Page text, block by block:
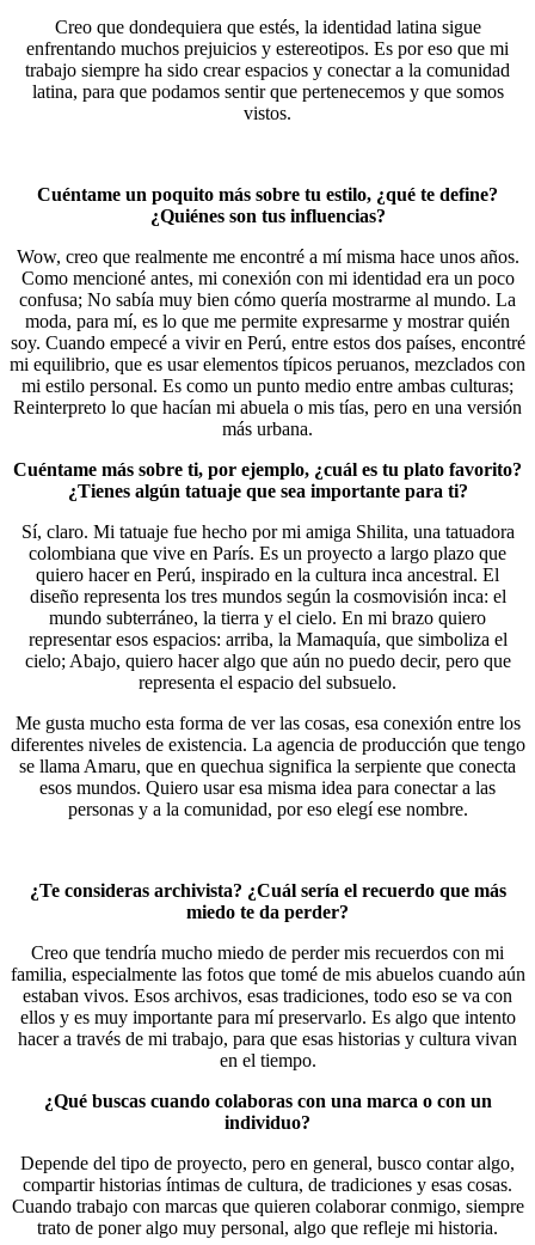
Creo que dondequiera que estés, la identidad latina sigue
enfrentando muchos prejuicios y estereotipos. Es por eso que mi
trabajo siempre ha sido crear espacios y conectar a la comunidad
latina, para que podamos sentir que pertenecemos y que somos
vistos.
Cuéntame un poquito más sobre tu estilo, ¿qué te define?
¿Quiénes son tus influencias?
Wow, creo que realmente me encontré a mí misma hace unos años.
Como mencioné antes, mi conexión con mi identidad era un poco
confusa; No sabía muy bien cómo quería mostrarme al mundo. La
moda, para mí, es lo que me permite expresarme y mostrar quién
soy. Cuando empecé a vivir en Perú, entre estos dos países, encontré
mi equilibrio, que es usar elementos típicos peruanos, mezclados con
mi estilo personal. Es como un punto medio entre ambas culturas;
Reinterpreto lo que hacían mi abuela o mis tías, pero en una versión
más urbana.
Cuéntame más sobre ti, por ejemplo, ¿cuál es tu plato favorito?
¿Tienes algún tatuaje que sea importante para ti?
Sí, claro. Mi tatuaje fue hecho por mi amiga Shilita, una tatuadora
colombiana que vive en París. Es un proyecto a largo plazo que
quiero hacer en Perú, inspirado en la cultura inca ancestral. El
diseño representa los tres mundos según la cosmovisión inca: el
mundo subterráneo, la tierra y el cielo. En mi brazo quiero
representar esos espacios: arriba, la Mamaquía, que simboliza el
cielo; Abajo, quiero hacer algo que aún no puedo decir, pero que
representa el espacio del subsuelo.
Me gusta mucho esta forma de ver las cosas, esa conexión entre los
diferentes niveles de existencia. La agencia de producción que tengo
se llama Amaru, que en quechua significa la serpiente que conecta
esos mundos. Quiero usar esa misma idea para conectar a las
personas y a la comunidad, por eso elegí ese nombre.
¿Te consideras archivista? ¿Cuál sería el recuerdo que más
miedo te da perder?
Creo que tendría mucho miedo de perder mis recuerdos con mi
familia, especialmente las fotos que tomé de mis abuelos cuando aún
estaban vivos. Esos archivos, esas tradiciones, todo eso se va con
ellos y es muy importante para mí preservarlo. Es algo que intento
hacer a través de mi trabajo, para que esas historias y cultura vivan
en el tiempo.
¿Qué buscas cuando colaboras con una marca o con un
individuo?
Depende del tipo de proyecto, pero en general, busco contar algo,
compartir historias íntimas de cultura, de tradiciones y esas cosas.
Cuando trabajo con marcas que quieren colaborar conmigo, siempre
trato de poner algo muy personal, algo que refleje mi historia.